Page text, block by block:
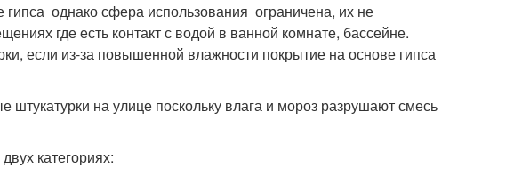
однако сфера использования ограничена, их не
где есть контакт с водой в ванной комнате, бассейне.
если из-за повышенной влажности покрытие на основе гипса
штукатурки на улице поскольку влага и мороз разрушают смесь
категориях: